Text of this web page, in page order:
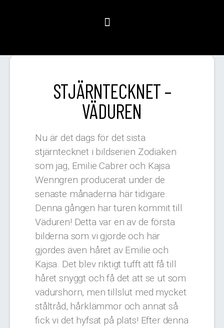
STJÄRNTECKNET –
VÄDUREN
Nu är det dags för det sista
stjärntecknet i bildserien Zodiaken
som jag, Emilie Cabrer och Kajsa
Wenngren producerat under de
senaste månaderna här tidigare.
Denna gången har turen kommit till
Väduren! Detta var en av de första
bilderna som vi gjorde och här
gjordes även håret av Emilie och
Kajsa. Det blev riktigt tufft att få till
håret snyggt och få det att se ut som
vädurshorn, men tillslut med mycket
ståltråd, hårklämmor och annat så
fick vi det hyfsat på plats! Efter denna